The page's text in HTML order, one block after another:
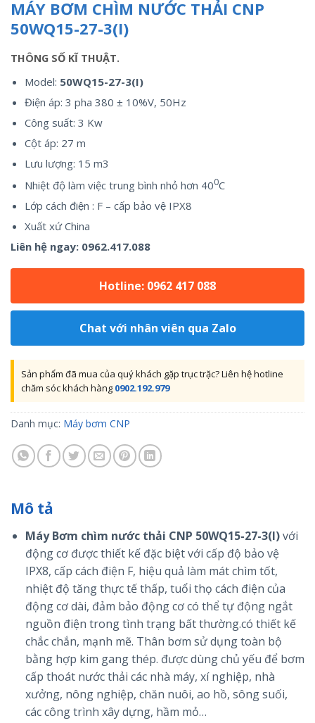
MÁY BƠM CHÌM NƯỚC THẢI CNP
50WQ15-27-3(I)
THÔNG SỐ KĨ THUẬT.
Model: 50WQ15-27-3(I)
Điện áp: 3 pha 380 ± 10%V, 50Hz
Công suất: 3 Kw
Cột áp: 27 m
Lưu lượng: 15 m3
Nhiệt độ làm việc trung bình nhỏ hơn 400C
Lớp cách điện : F – cấp bảo vệ IPX8
Xuất xứ China
Liên hệ ngay: 0962.417.088
Hotline: 0962 417 088
Chat với nhân viên qua Zalo
Sản phẩm đã mua của quý khách gặp trục trặc? Liên hệ hotline
chăm sóc khách hàng 0902.192.979
Danh mục: Máy bơm CNP
Mô tả
Máy Bơm chìm nước thải CNP 50WQ15-27-3(I)với
động cơ được thiết kế đặc biệt với cấp độ bảo vệ
IPX8, cấp cách điện F, hiệu quả làm mát chìm tốt,
nhiệt độ tăng thực tế thấp, tuổi thọ cách điện của
động cơ dài, đảm bảo động cơ có thể tự động ngắt
nguồn điện trong tình trạng bất thường.có thiết kế
chắc chắn, mạnh mẽ. Thân bơm sử dụng toàn bộ
bằng hợp kim gang thép. được dùng chủ yếu để bơm
cấp thoát nước thải các nhà máy, xí nghiệp, nhà
xưởng, nông nghiệp, chăn nuôi, ao hồ, sông suối,
các công trình xây dựng, hầm mỏ…